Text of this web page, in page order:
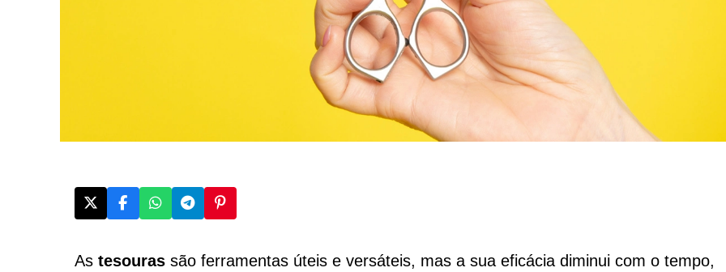
As tesourassão ferramentas úteis e versáteis, mas a sua eficácia diminui com o tempo,